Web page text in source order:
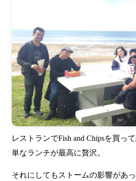
レストランでFish and Chipsを買っ
単なランチが最高に贅沢。
それにしてもストームの影響があ